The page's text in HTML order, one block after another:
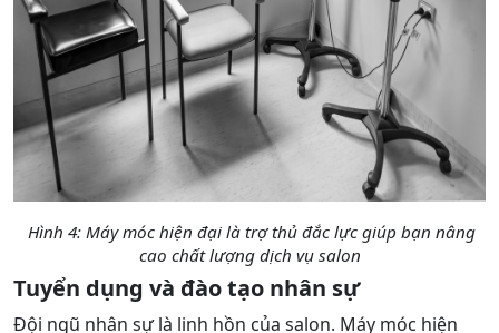
Hình 4: Máy móc hiện đại là trợ thủ đắc lực giúp bạn nâng
cao chất lượng dịch vụ salon
Tuyển dụng và đào tạo nhân sự
Đội ngũ nhân sự là linh hồn của salon. Máy móc hiện